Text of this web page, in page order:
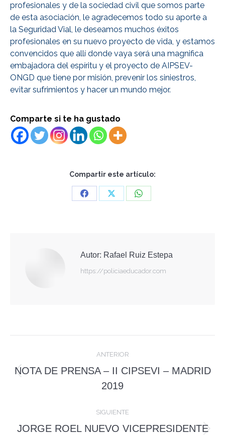
profesionales y de la sociedad civil que somos parte
de esta asociación, le agradecemos todo su aporte a
la Seguridad Vial, le deseamos muchos éxitos
profesionales en su nuevo proyecto de vida, y estamos
convencidos que allí donde vaya será una magnifica
embajadora del espíritu y el proyecto de AIPSEV-
ONGD que tiene por misión, prevenir los siniestros,
evitar sufrimientos y hacer un mundo mejor.
Comparte si te ha gustado
Compartir este artículo:
Share
Share
Share
Autor: Rafael Ruiz Estepa
https://policiaeducador.com
entre
publicaciones
ANTERIOR
Publicación
anterior:
NOTA DE PRENSA – II CIPSEVI – MADRID
2019
SIGUIENTE
Publicación
JORGE ROEL NUEVO VICEPRESIDENTE